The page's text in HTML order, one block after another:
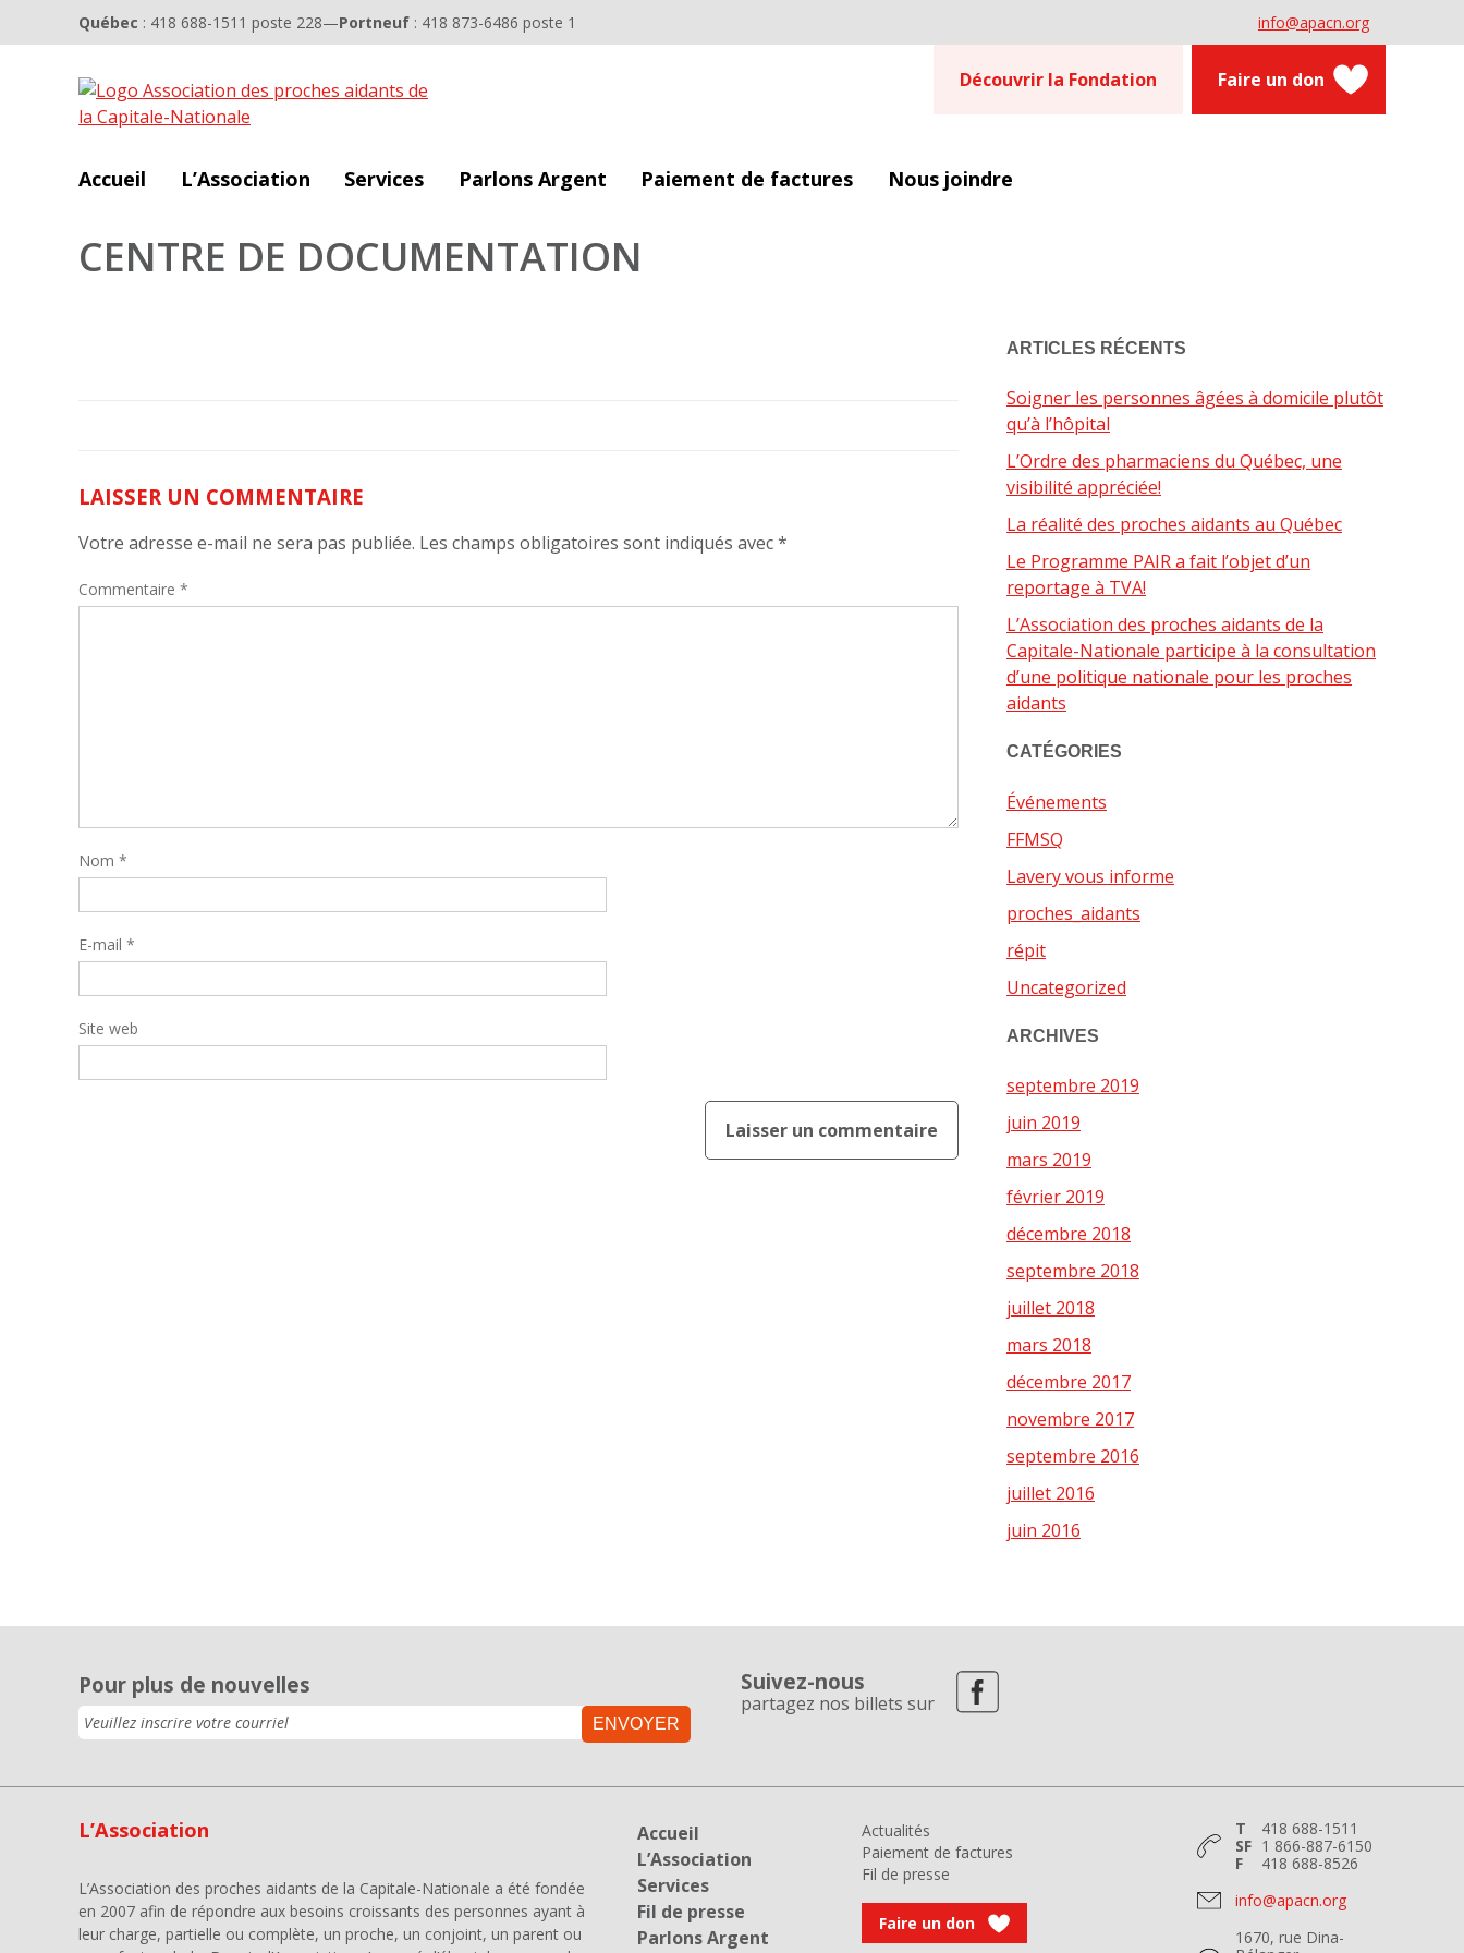
Québec : 418 688-1511 poste 228—Portneuf : 418 873-6486 poste 1 info@apacn.org
Découvrir la Fondation Faire un don
Accueil L’Association Services Parlons Argent Paiement de factures Nous joindre
CENTRE DE DOCUMENTATION
LAISSER UN COMMENTAIRE
Votre adresse e-mail ne sera pas publiée. Les champs obligatoires sont indiqués avec*
Commentaire *
Nom *
E-mail *
Site web
ARTICLES RÉCENTS
Soigner les personnes âgées à domicile plutôt
qu’à l’hôpital
L’Ordre des pharmaciens du Québec, une
visibilité appréciée!
La réalité des proches aidants au Québec
Le Programme PAIR a fait l’objet d’un
reportage à TVA!
L’Association des proches aidants de la
Capitale-Nationale participe à la consultation
d’une politique nationale pour les proches
aidants
CATÉGORIES
Événements
FFMSQ
Lavery vous informe
proches_aidants
répit
Uncategorized
ARCHIVES
septembre 2019
juin 2019
mars 2019
février 2019
décembre 2018
septembre 2018
juillet 2018
mars 2018
décembre 2017
novembre 2017
septembre 2016
juillet 2016
juin 2016
Pour plus de nouvelles
ENVOYER
Suivez-nous
partagez nos billets sur
L’Association
L’Association des proches aidants de la Capitale-Nationale a été fondée
en 2007 afin de répondre aux besoins croissants des personnes ayant à
leur charge, partielle ou complète, un proche, un conjoint, un parent ou
Accueil
L’Association
Services
Fil de presse
Parlons Argent
Actualités
Paiement de factures
Fil de presse
Faire un don
T
418 688-1511
SF 1 866-887-6150
F
418 688-8526
info@apacn.org
1670, rue Dina-